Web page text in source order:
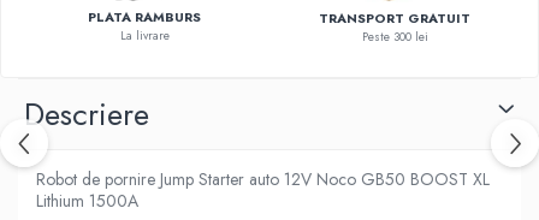
PLATA RAMBURS
La livrare
TRANSPORT GRATUIT
Peste 300 lei
Descriere
Robot de pornire Jump Starter auto 12V Noco GB50 BOOST XL
Lithium 1500A